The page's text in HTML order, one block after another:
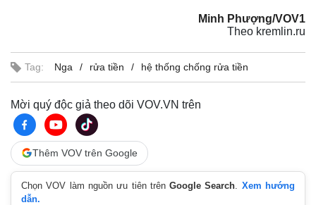
Minh Phượng/VOV1
Theo kremlin.ru
Tag: Nga rửa tiền hệ thống chống rửa tiền
Mời quý độc giả theo dõi VOV.VN trên
Thêm VOV trên Google
Chọn VOV làm nguồn ưu tiên trênGoogle Search
Xem hướng
dẫn.